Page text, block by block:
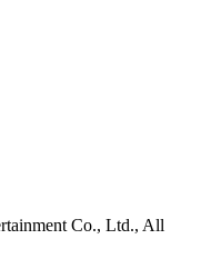
Co., Ltd., All